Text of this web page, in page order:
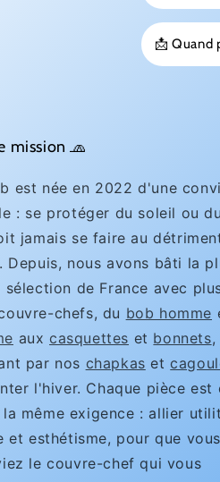
📩 Quand
mission 🧢
est née en 2022 d'une
: se protéger du soleil ou
jamais se faire au
Depuis, nous avons bâti la
sélection de France avec
chefs, du bob homme
aux casquettes et bonnets,
par nos chapkas et
l'hiver. Chaque pièce est
la même exigence : allier
et esthétisme, pour que vous
le couvre-chef qui vous